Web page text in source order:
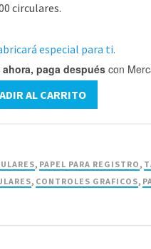
circulares.
especial para ti.
ahora, paga después con
AL CARRITO
, PAPEL PARA REGISTRO,
, CONTROLES GRAFICOS,